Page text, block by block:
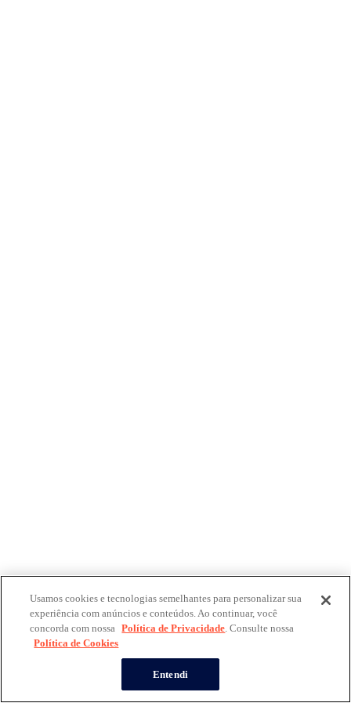
Usamos cookies e tecnologias semelhantes para personalizar sua
experiência com anúncios e conteúdos. Ao continuar, você
concorda com nossa Política de Privacidade. Consulte nossa
Política de Cookies
Entendi